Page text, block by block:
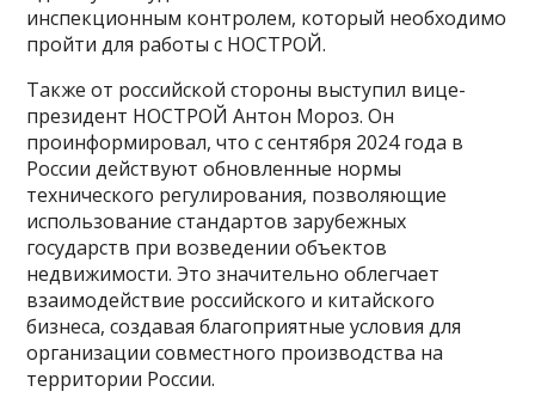
инспекционным контролем, который необходимо
пройти для работы с НОСТРОЙ.
Также от российской стороны выступил вице-
президент НОСТРОЙ Антон Мороз. Он
проинформировал, что с сентября 2024 года в
России действуют обновленные нормы
технического регулирования, позволяющие
использование стандартов зарубежных
государств при возведении объектов
недвижимости. Это значительно облегчает
взаимодействие российского и китайского
бизнеса, создавая благоприятные условия для
организации совместного производства на
территории России.